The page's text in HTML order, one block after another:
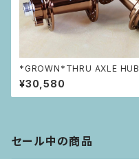
*GROWN*THRU AXLE HUB
¥30,580
セール中の商品